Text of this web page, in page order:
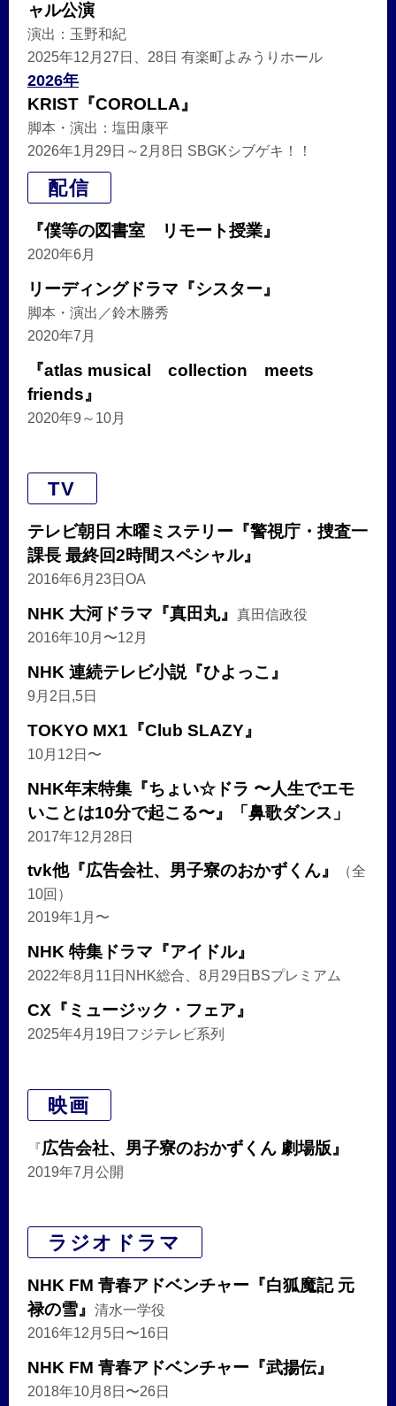
ャル公演
演出：玉野和紀
2025年12月27日、28日 有楽町よみうりホール
2026年
KRIST『COROLLA』
脚本・演出：塩田康平
2026年1月29日～2月8日 SBGKシブゲキ！！
配信
『僕等の図書室 リモート授業』
2020年6月
リーディングドラマ『シスター』
脚本・演出／鈴木勝秀
2020年7月
『atlas musical collection meets
friends』
2020年9～10月
TV
テレビ朝日 木曜ミステリー『警視庁・捜査一
課長 最終回2時間スペシャル』
2016年6月23日OA
NHK 大河ドラマ『真田丸』 真田信政役
2016年10月〜12月
NHK 連続テレビ小説『ひよっこ』
9月2日,5日
TOKYO MX1『Club SLAZY』
10月12日〜
NHK年末特集『ちょい☆ドラ 〜人生でエモ
いことは10分で起こる〜』「鼻歌ダンス」
2017年12月28日
tvk他『広告会社、男子寮のおかずくん』
（全
10回）
2019年1月〜
NHK 特集ドラマ『アイドル』
2022年8月11日NHK総合、8月29日BSプレミアム
CX『ミュージック・フェア』
2025年4月19日フジテレビ系列
映画
『広告会社、男子寮のおかずくん 劇場版』
2019年7月公開
ラジオドラマ
NHK FM 青春アドベンチャー『白狐魔記 元
禄の雪』 清水一学役
2016年12月5日〜16日
NHK FM 青春アドベンチャー『武揚伝』
2018年10月8日〜26日